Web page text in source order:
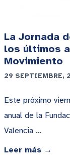
La Jornada
los últimos
Movimiento
29 SEPTIEMBRE,
Este próximo
anual de la
Valencia …
Leer más →